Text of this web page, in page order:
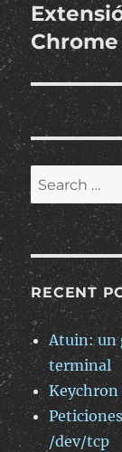
Next
post:
Search
for:
RECENT
Atuin: un
terminal
/dev/tcp